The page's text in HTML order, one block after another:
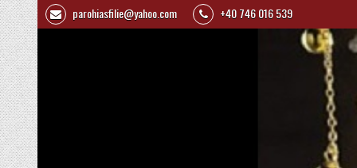
parohiasfilie@yahoo.com +40 746 016 539